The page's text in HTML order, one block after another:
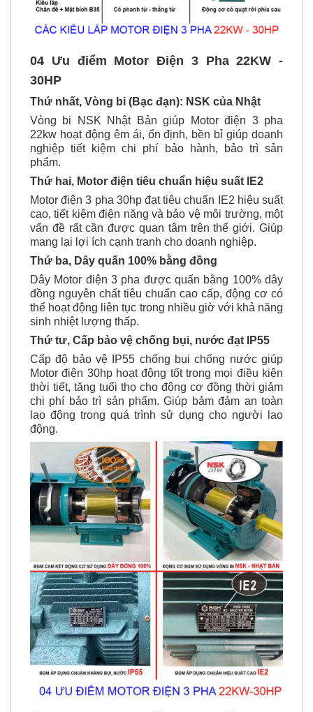
04 Ưu điểm Motor Điện 3 Pha 22KW -
30HP
Thứ nhất, Vòng bi (Bạc đạn): NSK của Nhật
Vòng bi NSK Nhật Bản giúp Motor điện 3 pha
22kw hoạt động êm ái, ổn định, bền bỉ giúp doanh
nghiệp tiết kiệm chi phí bảo hành, bảo trì sản
phẩm.
Thứ hai, Motor điện tiêu chuẩn hiệu suất IE2
Motor điện 3 pha 30hp đạt tiêu chuẩn IE2 hiệu suất
cao, tiết kiệm điện năng và bảo vệ môi trường, một
vấn đề rất cần được quan tâm trên thế giới. Giúp
mang lại lợi ích cạnh tranh cho doanh nghiệp.
Thứ ba, Dây quấn 100% bằng đồng
Dây Motor điện 3 pha được quấn bằng 100% dây
đồng nguyên chất tiêu chuẩn cao cấp, động cơ có
thể hoạt động liên tục trong nhiều giờ với khả năng
sinh nhiệt lượng thấp.
Thứ tư, Cấp bảo vệ chống bụi, nước đạt IP55
Cấp độ bảo vệ IP55 chống bụi chống nước giúp
Motor điện 30hp hoạt động tốt trong mọi điều kiện
thời tiết, tăng tuổi thọ cho động cơ đồng thời giảm
chi phí bảo trì sản phẩm. Giúp bảm đảm an toàn
lao động trong quá trình sử dụng cho người lao
động.